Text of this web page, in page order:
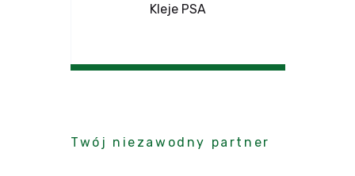
Kleje PSA
Twój niezawodny partner